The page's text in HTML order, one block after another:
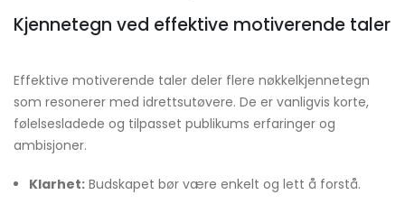
Kjennetegn ved effektive motiverende taler
Effektive motiverende taler deler flere nøkkelkjennetegn
som resonerer med idrettsutøvere. De er vanligvis korte,
følelsesladede og tilpasset publikums erfaringer og
ambisjoner.
Klarhet: Budskapet bør være enkelt og lett å forstå.